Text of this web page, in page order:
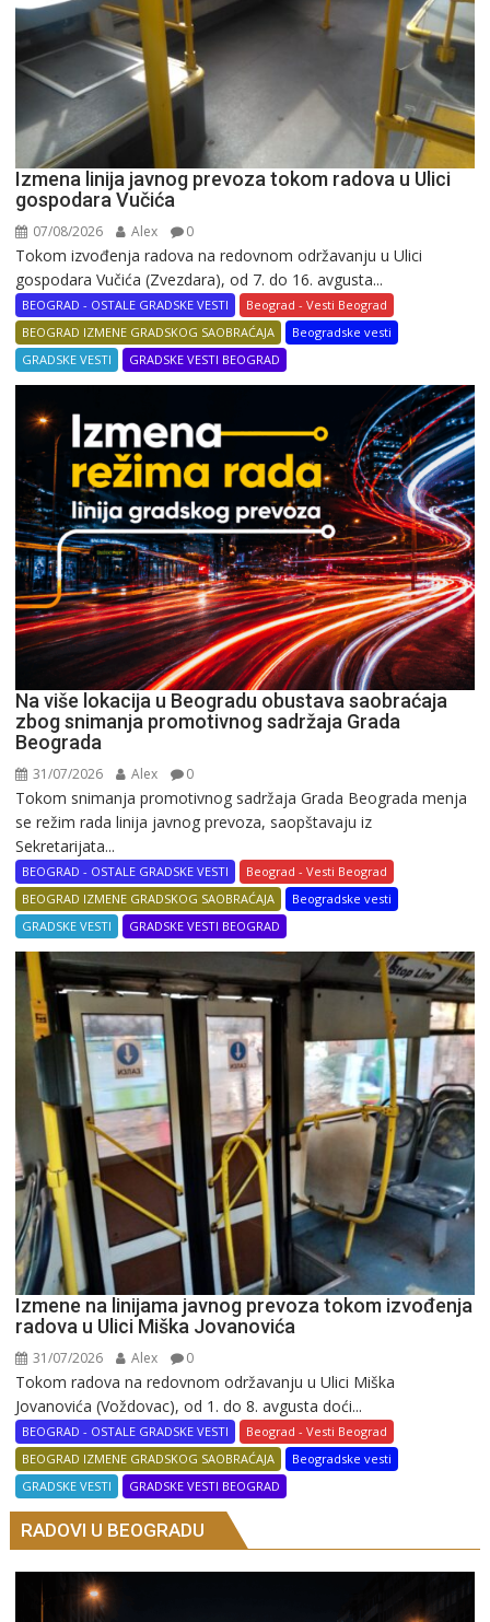
Izmena linija javnog prevoza tokom radova u Ulici
gospodara Vučića
07/08/2026 Alex 0
Tokom izvođenja radova na redovnom održavanju u Ulici
gospodara Vučića (Zvezdara), od 7. do 16. avgusta...
BEOGRAD - OSTALE GRADSKE VESTI
Beograd - Vesti Beograd
BEOGRAD IZMENE GRADSKOG SAOBRAĆAJA
Beogradske vesti
GRADSKE VESTI
GRADSKE VESTI BEOGRAD
Na više lokacija u Beogradu obustava saobraćaja
zbog snimanja promotivnog sadržaja Grada
Beograda
31/07/2026 Alex 0
Tokom snimanja promotivnog sadržaja Grada Beograda menja
se režim rada linija javnog prevoza, saopštavaju iz
Sekretarijata...
BEOGRAD - OSTALE GRADSKE VESTI
Beograd - Vesti Beograd
BEOGRAD IZMENE GRADSKOG SAOBRAĆAJA
Beogradske vesti
GRADSKE VESTI
GRADSKE VESTI BEOGRAD
Izmene na linijama javnog prevoza tokom izvođenja
radova u Ulici Miška Jovanovića
31/07/2026 Alex 0
Tokom radova na redovnom održavanju u Ulici Miška
Jovanovića (Voždovac), od 1. do 8. avgusta doći...
BEOGRAD - OSTALE GRADSKE VESTI
Beograd - Vesti Beograd
BEOGRAD IZMENE GRADSKOG SAOBRAĆAJA
Beogradske vesti
GRADSKE VESTI
GRADSKE VESTI BEOGRAD
RADOVI U BEOGRADU